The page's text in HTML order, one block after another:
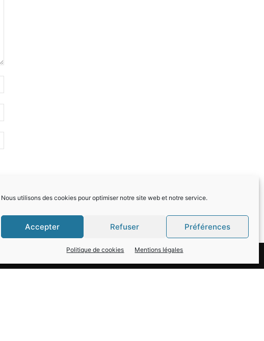
Nous utilisons des cookies pour optimiser notre site web et notre service.
Accepter Refuser Préférences
Politique de cookies Mentions légales